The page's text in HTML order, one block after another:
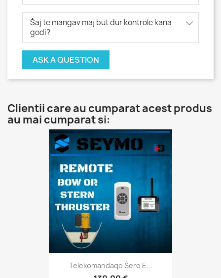
Šaj te mangav maj but dur kontrole kana
godi?
ASK A QUESTION
Clientii care au cumparat acest produs
au mai cumparat si:
Telekomandaqo Śero E...